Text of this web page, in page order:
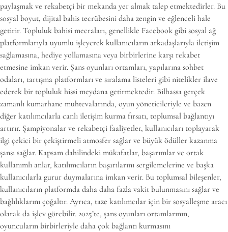
paylaşmak ve rekabetçi bir mekanda yer almak talep etmektedirler. Bu
sosyal boyut, dijital bahis tecrübesini daha zengin ve eğlenceli hale
getirir. Topluluk bahisi mecraları, genellikle Facebook gibi sosyal ağ
platformlarıyla uyumlu işleyerek kullanıcıların arkadaşlarıyla iletişim
sağlamasına, hediye yollamasına veya birbirlerine karşı rekabet
etmesine imkan verir. Şans oyunları ortamları, yapılarına sohbet
odaları, tartışma platformları ve sıralama listeleri gibi nitelikler ilave
ederek bir topluluk hissi meydana getirmektedir. Bilhassa gerçek
zamanlı kumarhane muhtevalarında, oyun yöneticileriyle ve bazen
diğer katılımcılarla canlı iletişim kurma fırsatı, toplumsal bağlantıyı
artırır. Şampiyonalar ve rekabetçi faaliyetler, kullanıcıları toplayarak
ilgi çekici bir çekiştirmeli atmosfer sağlar ve büyük ödüller kazanma
şansı sağlar. Kapsam dahilindeki mükafatlar, başarımlar ve ortak
kullanımlı anlar, katılımcıların başarılarını sergilemelerine ve başka
kullanıcılarla gurur duymalarına imkan verir. Bu toplumsal bileşenler,
kullanıcıların platformda daha daha fazla vakit bulunmasını sağlar ve
bağlılıklarını çoğaltır. Ayrıca, taze katılımcılar için bir sosyalleşme aracı
olarak da işlev görebilir. 2025’te, şans oyunları ortamlarının,
oyuncuların birbirleriyle daha çok bağlantı kurmasını